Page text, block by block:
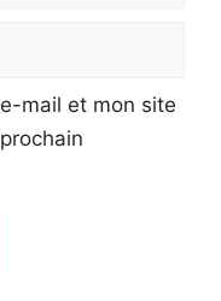
mail et mon site